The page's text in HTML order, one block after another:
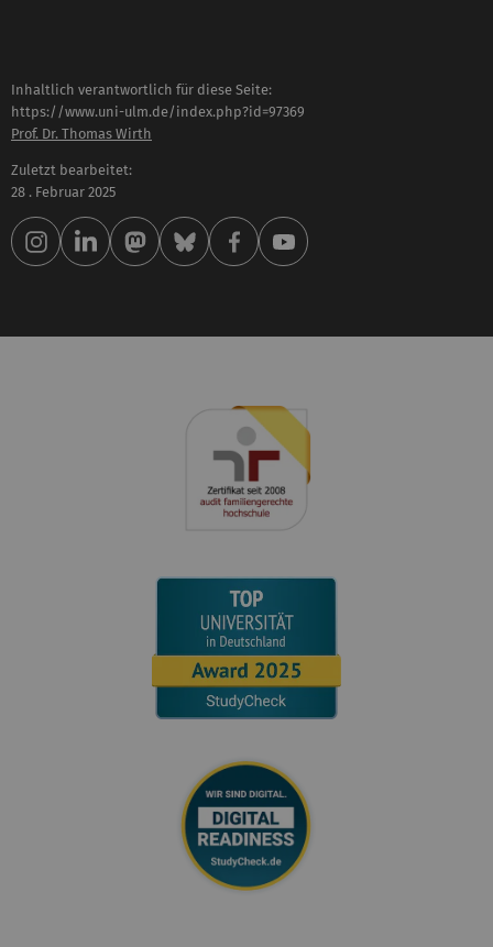
Inhaltlich verantwortlich für diese Seite:
https://www.uni-ulm.de/index.php?id=97369
Prof. Dr. Thomas Wirth
Zuletzt bearbeitet:
28 . Februar 2025